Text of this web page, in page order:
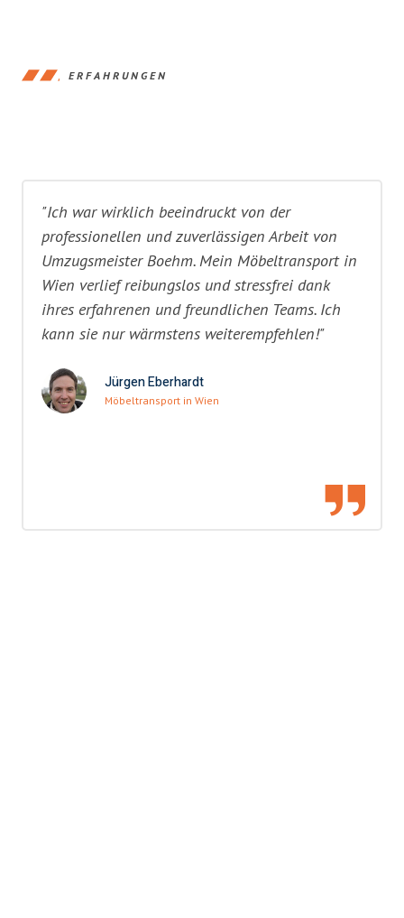
ERFAHRUNGEN
"Ich war wirklich beeindruckt von der
professionellen und zuverlässigen Arbeit von
Umzugsmeister Boehm. Mein Möbeltransport in
Wien verlief reibungslos und stressfrei dank
ihres erfahrenen und freundlichen Teams. Ich
kann sie nur wärmstens weiterempfehlen!"
Jürgen Eberhardt
Möbeltransport in Wien